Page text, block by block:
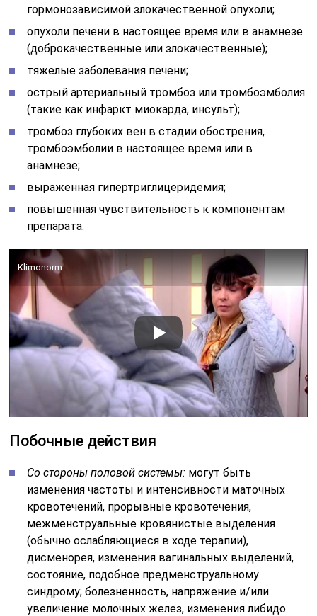
гормонозависимой злокачественной опухоли;
опухоли печени в настоящее время или в анамнезе
(доброкачественные или злокачественные);
тяжелые заболевания печени;
острый артериальный тромбоз или тромбоэмболия
(такие как инфаркт миокарда, инсульт);
тромбоз глубоких вен в стадии обострения,
тромбоэмболии в настоящее время или в
анамнезе;
выраженная гипертриглицеридемия;
повышенная чувствительность к компонентам
препарата.
Klimonorm
Побочные действия
Со стороны половой системы: могут быть
изменения частоты и интенсивности маточных
кровотечений, прорывные кровотечения,
межменструальные кровянистые выделения
(обычно ослабляющиеся в ходе терапии),
дисменорея, изменения вагинальных выделений,
состояние, подобное предменструальному
синдрому; болезненность, напряжение и/или
увеличение молочных желез, изменения либидо.